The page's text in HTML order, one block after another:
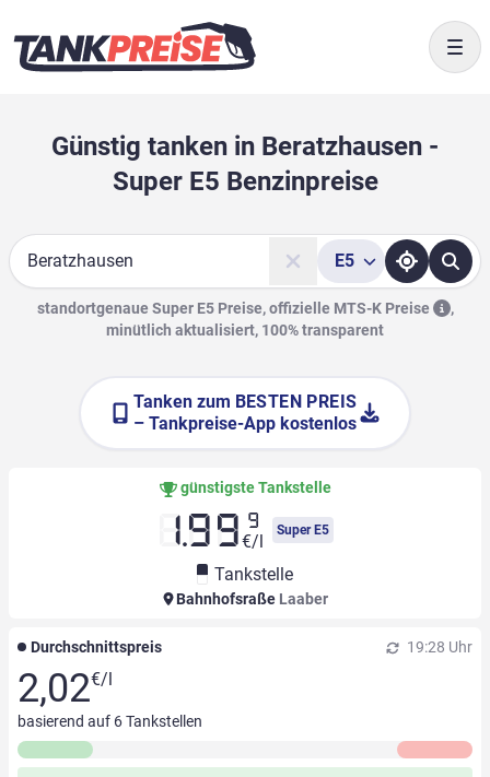
Günstig tanken in Beratzhausen -
Super E5 Benzinpreise
Suche
E5
standortgenaue Super E5 Preise, offizielle MTS-K Preise
,
minütlich aktualisiert, 100% transparent
Tanken zum BESTEN PREIS
– Tankpreise-App kostenlos
günstigste Tankstelle
1.99 9
€/l
Super E5
Tankstelle
Bahnhofsraße Laaber
Durchschnittspreis 19:28 Uhr
2,02€/l
basierend auf 6Tankstellen